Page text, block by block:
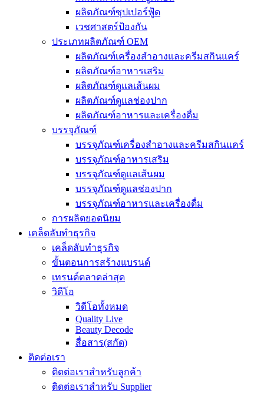
ผลิตภัณฑ์ซุปเปอร์ฟู้ด
เวชศาสตร์ป้องกัน
ประเภทผลิตภัณฑ์ OEM
ผลิตภัณฑ์เครื่องสำอางและครีมสกินแคร์
ผลิตภัณฑ์อาหารเสริม
ผลิตภัณฑ์ดูแลเส้นผม
ผลิตภัณฑ์ดูแลช่องปาก
ผลิตภัณฑ์อาหารและเครื่องดื่ม
บรรจุภัณฑ์
บรรจุภัณฑ์เครื่องสำอางและครีมสกินแคร์
บรรจุภัณฑ์อาหารเสริม
บรรจุภัณฑ์ดูแลเส้นผม
บรรจุภัณฑ์ดูแลช่องปาก
บรรจุภัณฑ์อาหารและเครื่องดื่ม
การผลิตยอดนิยม
เคล็ดลับทำธุรกิจ
เคล็ดลับทำธุรกิจ
ขั้นตอนการสร้างแบรนด์
เทรนด์ตลาดล่าสุด
วิดีโอ
วิดีโอทั้งหมด
Quality Live
Beauty Decode
สื่อสาร(สกัด)
ติดต่อเรา
ติดต่อเราสำหรับลูกค้า
ติดต่อเราสำหรับ Supplier